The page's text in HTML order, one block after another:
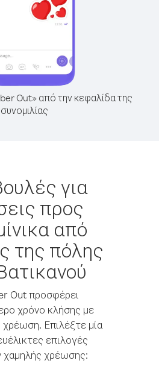
Out» από την κεφαλίδα της
συνομιλίας
για
προς
από
της πόλης
Out προσφέρει
χρόνο κλήσης με
Επιλέξτε μία
επιλογές
χαμηλής χρέωσης: